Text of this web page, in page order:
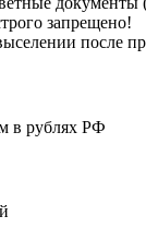
запрещено!
после
в рублях РФ